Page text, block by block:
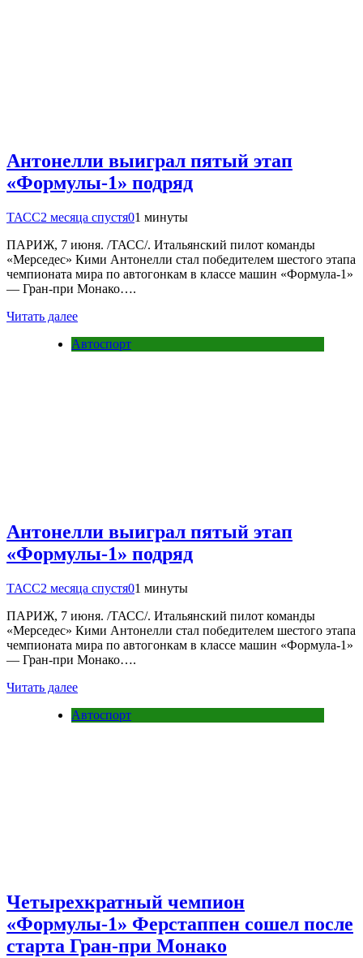
Антонелли выиграл пятый этап
«Формулы-1» подряд
ТАСС2 месяца спустя01 минуты
ПАРИЖ, 7 июня. /ТАСС/. Итальянский пилот команды
«Мерседес» Кими Антонелли стал победителем шестого этапа
чемпионата мира по автогонкам в классе машин «Формула-1»
— Гран-при Монако….
Читать далее
Автоспорт
Антонелли выиграл пятый этап
«Формулы-1» подряд
ТАСС2 месяца спустя01 минуты
ПАРИЖ, 7 июня. /ТАСС/. Итальянский пилот команды
«Мерседес» Кими Антонелли стал победителем шестого этапа
чемпионата мира по автогонкам в классе машин «Формула-1»
— Гран-при Монако….
Читать далее
Автоспорт
Четырехкратный чемпион
«Формулы-1» Ферстаппен сошел после
старта Гран-при Монако